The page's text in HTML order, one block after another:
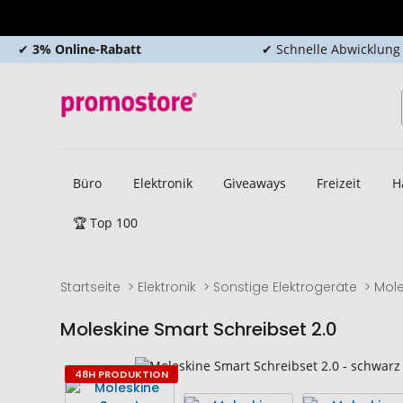
✔ 3% Online-Rabatt ✔ Schnelle Abwicklung
Büro Elektronik Giveaways Freizeit
🏆 Top 100
Startseite Elektronik Sonstige Elektrogeräte
Moleskine Smart Schreibset 2.0
Zum
Ende
Zum
Anfang
48H PRODUKTION